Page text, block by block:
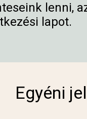
lenni,
lapot.
Egyéni